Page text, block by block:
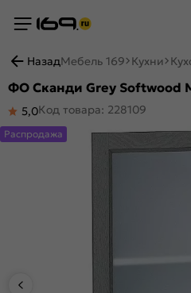
НазадМебель 169 Кухни
ФО Сканди Grey Softwood
5,0Код товара: 228109
Распродажа